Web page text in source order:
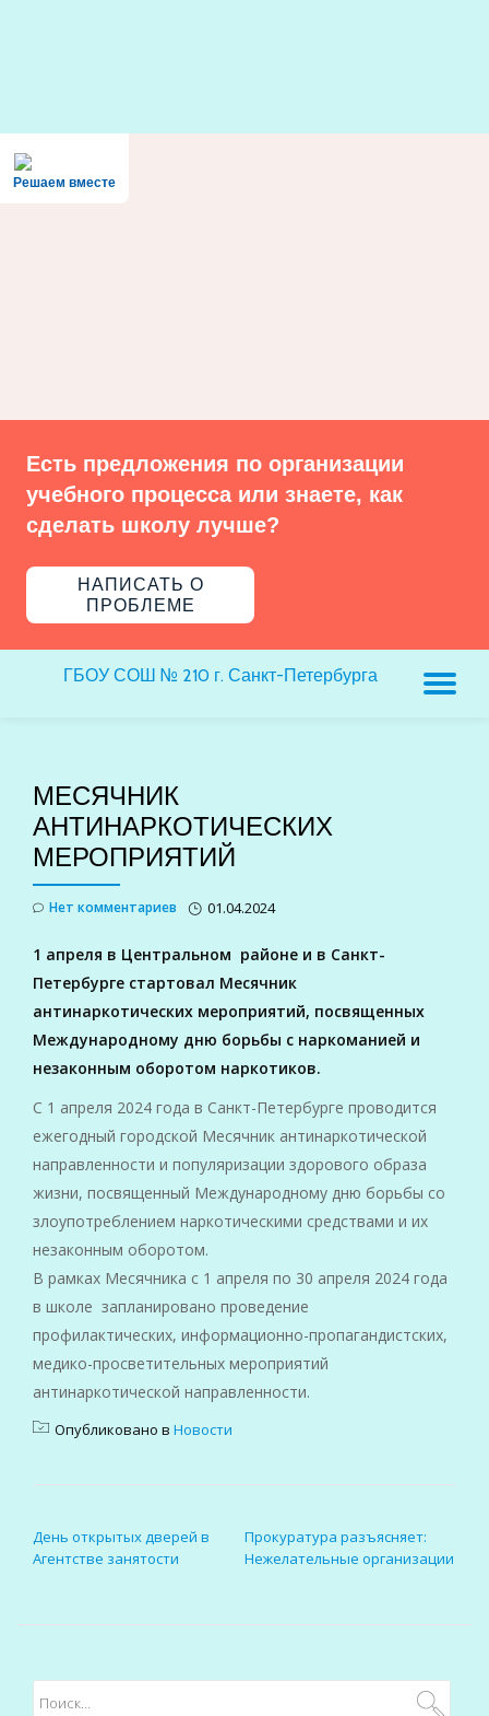
Решаем вместе
Есть предложения по организации
учебного процесса или знаете, как
сделать школу лучше?
НАПИСАТЬ О
ПРОБЛЕМЕ
ГБОУ СОШ № 210 г. Санкт-Петербурга
МЕСЯЧНИК
АНТИНАРКОТИЧЕСКИХ
МЕРОПРИЯТИЙ
01.04.2024
Нет комментариев
1 апреля в Центральном районе и в Санкт-
Петербурге стартовал Месячник
антинаркотических мероприятий, посвященных
Международному дню борьбы с наркоманией и
незаконным оборотом наркотиков.
С 1 апреля 2024 года в Санкт-Петербурге проводится
ежегодный городской Месячник антинаркотической
направленности и популяризации здорового образа
жизни, посвященный Международному дню борьбы со
злоупотреблением наркотическими средствами и их
незаконным оборотом.
В рамках Месячника с 1 апреля по 30 апреля 2024 года
в школе запланировано проведение
профилактических, информационно-пропагандистских,
медико-просветительных мероприятий
антинаркотической направленности.
Опубликовано в Новости
День открытых дверей в
Агентстве занятости
Прокуратура разъясняет:
Нежелательные организации